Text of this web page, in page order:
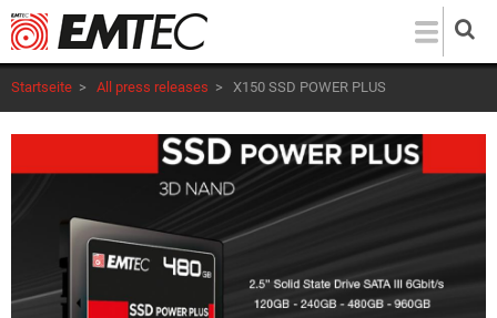
Direkt
zum
Inhalt
Startseite > All press releases > X150 SSD POWER PLUS